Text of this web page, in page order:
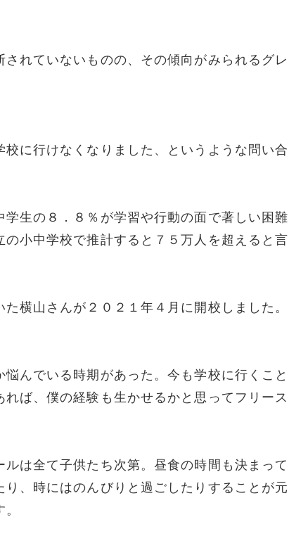
れていないものの、その傾向がみられるグレ
に行けなくなりました、というような問い合
生の８．８％が学習や行動の面で著しい困難
小中学校で推計すると７５万人を超えると言
横山さんが２０２１年４月に開校しました。
んでいる時期があった。今も学校に行くこと
ば、僕の経験も生かせるかと思ってフリース
は全て子供たち次第。昼食の時間も決まって
、時にはのんびりと過ごしたりすることが元